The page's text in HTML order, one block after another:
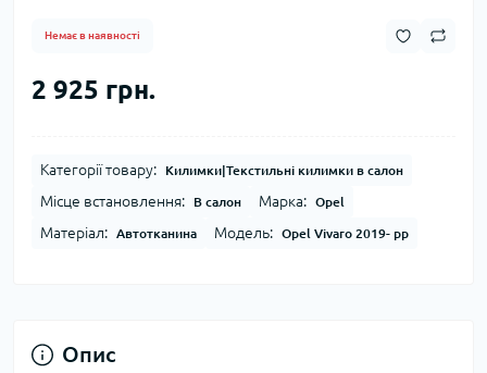
Немає в наявності
2 925 грн.
Категорії товару: Килимки|Текстильні килимки в салон
Місце встановлення: В салон Марка: Opel
Матеріал: Автотканина Модель: Opel Vivaro 2019- рр
Опис